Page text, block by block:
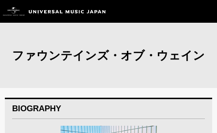
ファウンテインズ・オブ・ウェイン
BIOGRAPHY